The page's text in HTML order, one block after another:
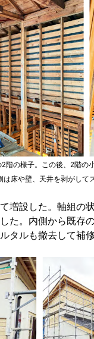
階の様子。この後、2階の
は床や壁、天井を剥がして
増設した。軸組の
た。内側から既存
タルも撤去して補修